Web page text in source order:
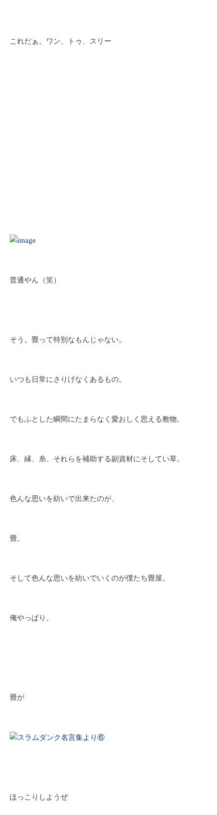
これだぁ。ワン、トゥ、スリー
普通やん（笑）
そう。畳って特別なもんじゃない。
いつも日常にさりげなくあるもの。
でもふとした瞬間にたまらなく愛おしく思える敷物。
床、縁、糸、それらを補助する副資材にそしてい草。
色んな思いを紡いで出来たのが、
畳。
そして色んな思いを紡いでいくのが僕たち畳屋。
俺やっぱり、
畳が
ほっこりしようぜ